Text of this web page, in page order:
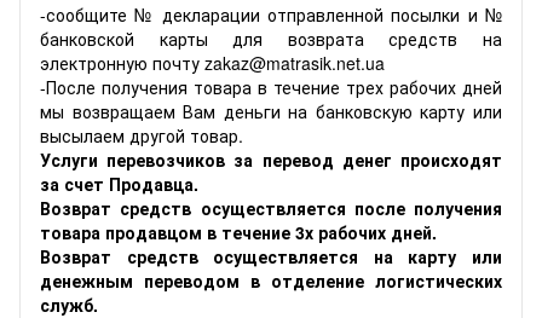
-сообщите № декларации отправленной посылки и №
банковской карты для возврата средств на
электронную почту zakaz@matrasik.net.ua
-После получения товара в течение трех рабочих дней
мы возвращаем Вам деньги на банковскую карту или
высылаем другой товар.
Услуги перевозчиков за перевод денег происходят
за счет Продавца.
Возврат средств осуществляется после получения
товара продавцом в течение 3х рабочих дней.
Возврат средств осуществляется на карту или
денежным переводом в отделение логистических
служб.